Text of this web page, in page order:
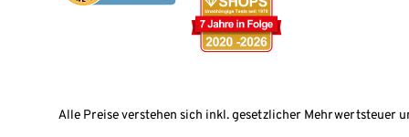
Alle Preise verstehen sich inkl. gesetzlicher Mehrwertsteuer